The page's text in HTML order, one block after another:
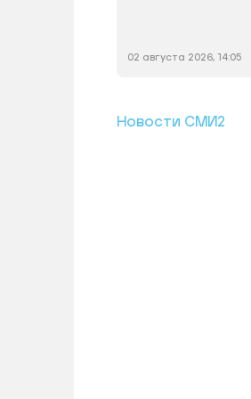
02 августа 2026, 14:05
Новости СМИ2